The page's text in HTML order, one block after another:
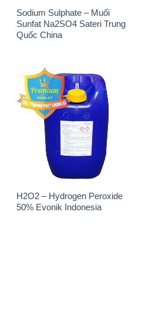
Sodium Sulphate – Muối
Sunfat Na2SO4 Sateri Trung
Quốc China
H2O2 – Hydrogen Peroxide
50% Evonik Indonesia